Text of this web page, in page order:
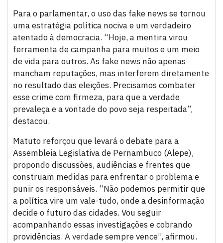
Para o parlamentar, o uso das fake news se tornou
uma estratégia política nociva e um verdadeiro
atentado à democracia. “Hoje, a mentira virou
ferramenta de campanha para muitos e um meio
de vida para outros. As fake news não apenas
mancham reputações, mas interferem diretamente
no resultado das eleições. Precisamos combater
esse crime com firmeza, para que a verdade
prevaleça e a vontade do povo seja respeitada”,
destacou.
Matuto reforçou que levará o debate para a
Assembleia Legislativa de Pernambuco (Alepe),
propondo discussões, audiências e frentes que
construam medidas para enfrentar o problema e
punir os responsáveis. “Não podemos permitir que
a política vire um vale-tudo, onde a desinformação
decide o futuro das cidades. Vou seguir
acompanhando essas investigações e cobrando
providências. A verdade sempre vence”, afirmou.